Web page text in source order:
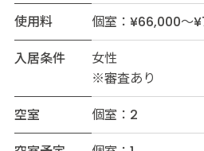
使用料
個室：¥66,000～
入居条件
女性
※審査あり
空室
個室：2